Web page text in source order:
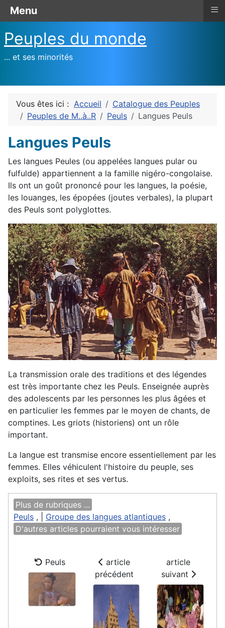
Peuples du monde
... et ses minorités
Vous êtes ici : Accueil
Catalogue des Peuples
Peuples de M..à..R
Peuls Langues Peuls
Langues Peuls
Les langues Peules (ou appelées langues pular ou
fulfulde) appartiennent a la famille nigéro-congolaise.
Ils ont un goût prononcé pour les langues, la poésie,
les louanges, les épopées (joutes verbales), la plupart
des Peuls sont polyglottes.
La transmission orale des traditions et des légendes
est très importante chez les Peuls. Enseignée auprès
des adolescents par les personnes les plus âgées et
en particulier les femmes par le moyen de chants, de
comptines. Les griots (historiens) ont un rôle
important.
La langue est transmise encore essentiellement par les
femmes. Elles véhiculent l'histoire du peuple, ses
exploits, ses rites et ses vertus.
Plus de rubriques ...
Peuls , | Groupe des langues atlantiques ,
D'autres articles pourraient vous intéresser
Peuls
article
précédent
article
suivant
Menu ≡